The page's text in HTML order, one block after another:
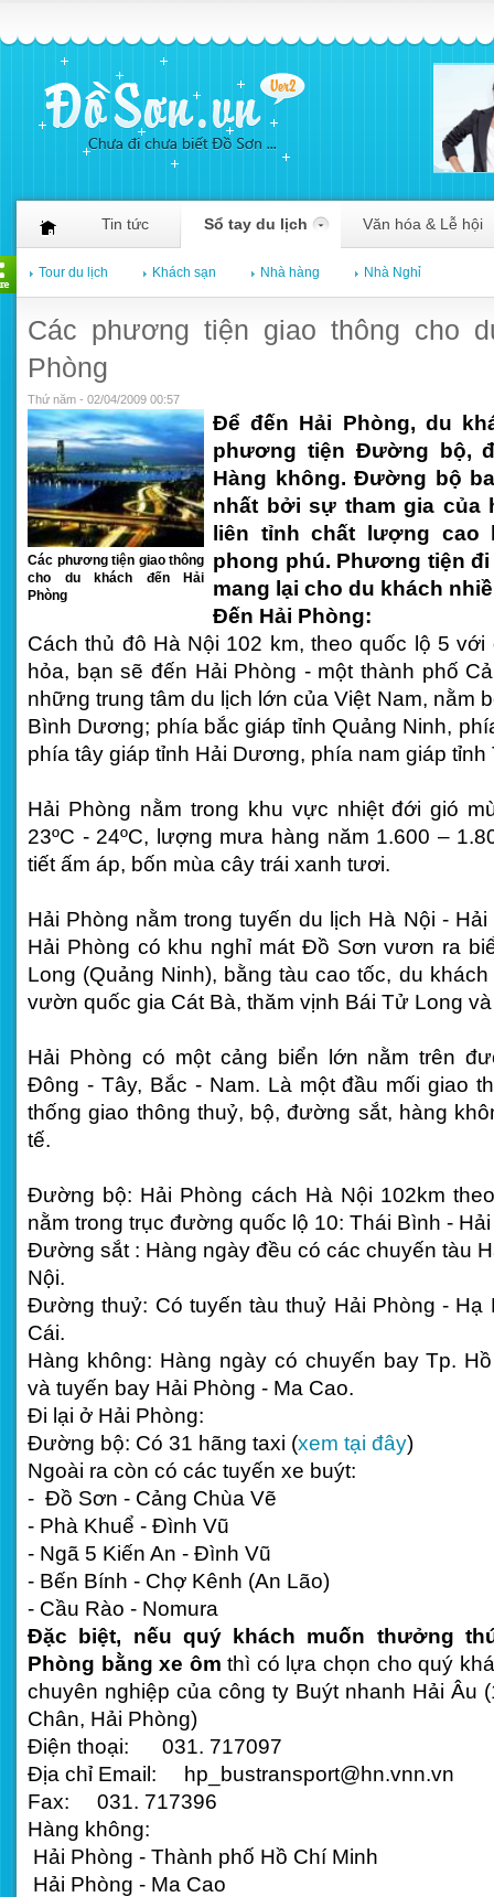
Tin tức Sổ tay du lịch
Tour du lịch Khách sạn Nhà hàng Nhà Nghỉ
Văn hóa & Lễ hội
Các phương tiện giao thông cho
Phòng
Thứ năm - 02/04/2009 00:57
Các phương tiện giao thông
cho du khách đến Hải
Phòng
Để đến Hải Phòng, du
phương tiện Đường bộ,
Hàng không. Đường bộ
nhất bởi sự tham gia của
liên tỉnh chất lượng cao
phong phú. Phương tiện
mang lại cho du khách
Đến Hải Phòng:
Cách thủ đô Hà Nội 102 km, theo quốc lộ 5
hỏa, bạn sẽ đến Hải Phòng - một thành phố
những trung tâm du lịch lớn của Việt Nam, nằm
Bình Dương; phía bắc giáp tỉnh Quảng Ninh,
phía tây giáp tỉnh Hải Dương, phía nam giáp tỉnh
Hải Phòng nằm trong khu vực nhiệt đới gió
23ºC - 24ºC, lượng mưa hàng năm 1.600 –
tiết ấm áp, bốn mùa cây trái xanh tươi.
Hải Phòng nằm trong tuyến du lịch Hà Nội -
Hải Phòng có khu nghỉ mát Đồ Sơn vươn ra
Long (Quảng Ninh), bằng tàu cao tốc, du
vườn quốc gia Cát Bà, thăm vịnh Bái Tử Long
Hải Phòng có một cảng biển lớn nằm trên
Đông - Tây, Bắc - Nam. Là một đầu mối giao
thống giao thông thuỷ, bộ, đường sắt, hàng
tế.
Đường bộ: Hải Phòng cách Hà Nội 102km
nằm trong trục đường quốc lộ 10: Thái Bình -
Đường sắt : Hàng ngày đều có các chuyến tàu
Nội.
Đường thuỷ: Có tuyến tàu thuỷ Hải Phòng - Hạ
Cái.
Hàng không: Hàng ngày có chuyến bay Tp.
và tuyến bay Hải Phòng - Ma Cao.
Đi lại ở Hải Phòng:
Đường bộ: Có 31 hãng taxi (xem tại đây)
Ngoài ra còn có các tuyến xe buýt:
- Đồ Sơn - Cảng Chùa Vẽ
- Phà Khuể - Đình Vũ
- Ngã 5 Kiến An - Đình Vũ
- Bến Bính - Chợ Kênh (An Lão)
- Cầu Rào - Nomura
Đặc biệt, nếu quý khách muốn thưởng
Phòng bằng xe ôm thì có lựa chọn cho quý
chuyên nghiệp của công ty Buýt nhanh Hải Âu
Chân, Hải Phòng)
Điện thoại: 031. 717097
Địa chỉ Email: hp_bustransport@hn.vnn.vn
Fax: 031. 717396
Hàng không:
Hải Phòng - Thành phố Hồ Chí Minh
Hải Phòng - Ma Cao